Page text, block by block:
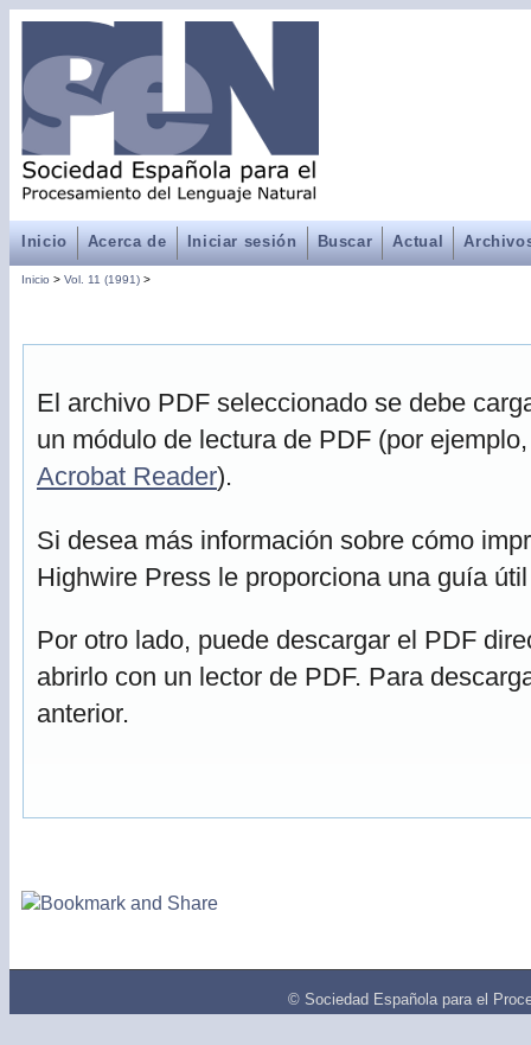
Inicio Acerca de Iniciar sesión Buscar Actual
Inicio > Vol. 11 (1991) >
El archivo PDF seleccionado se debe
un módulo de lectura de PDF (por
Acrobat Reader).
Si desea más información sobre cómo
Highwire Press le proporciona una guía
Por otro lado, puede descargar el PDF
abrirlo con un lector de PDF. Para
anterior.
© Sociedad Española para el